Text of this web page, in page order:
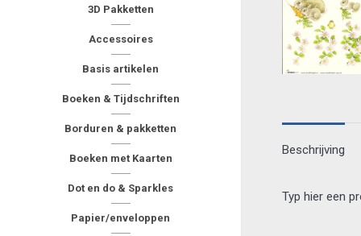
3D Pakketten
Accessoires
Basis artikelen
Boeken & Tijdschriften
Borduren & pakketten
Boeken met Kaarten
Dot en do & Sparkles
Papier/enveloppen
Beschrijving
Typ hier een